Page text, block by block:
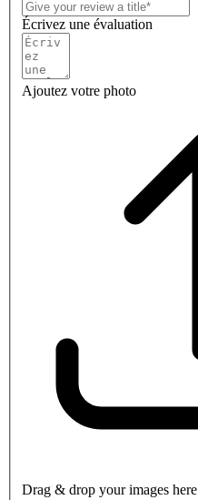
Écrivez une évaluation
Ajoutez votre photo
Drag & drop your images here